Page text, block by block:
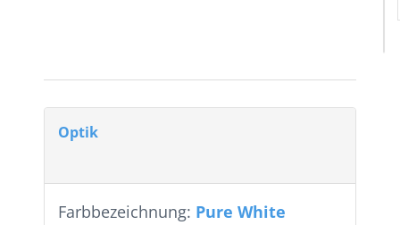
Optik
Farbbezeichnung: Pure White